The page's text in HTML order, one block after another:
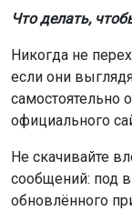
Что делать,
Никогда не
если они
самостоятельно
официального
Не скачивайте
сообщений: под
обновлённого